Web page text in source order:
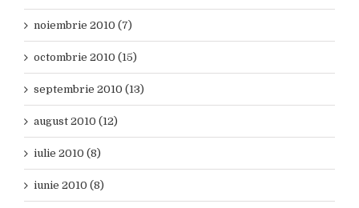
noiembrie 2010 (7)
octombrie 2010 (15)
septembrie 2010 (13)
august 2010 (12)
iulie 2010 (8)
iunie 2010 (8)